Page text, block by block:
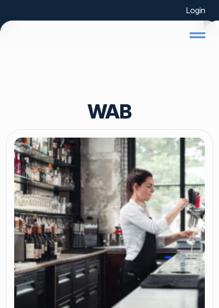
Login
WAB